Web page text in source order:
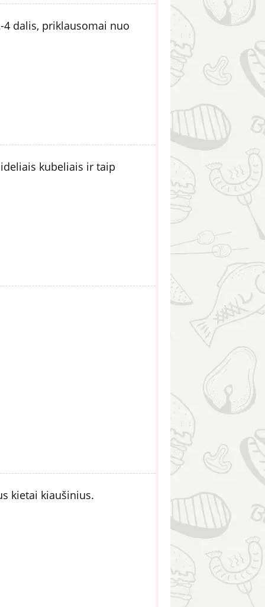
dalis, priklausomai nuo
kubeliais ir taip
kietai kiaušinius.